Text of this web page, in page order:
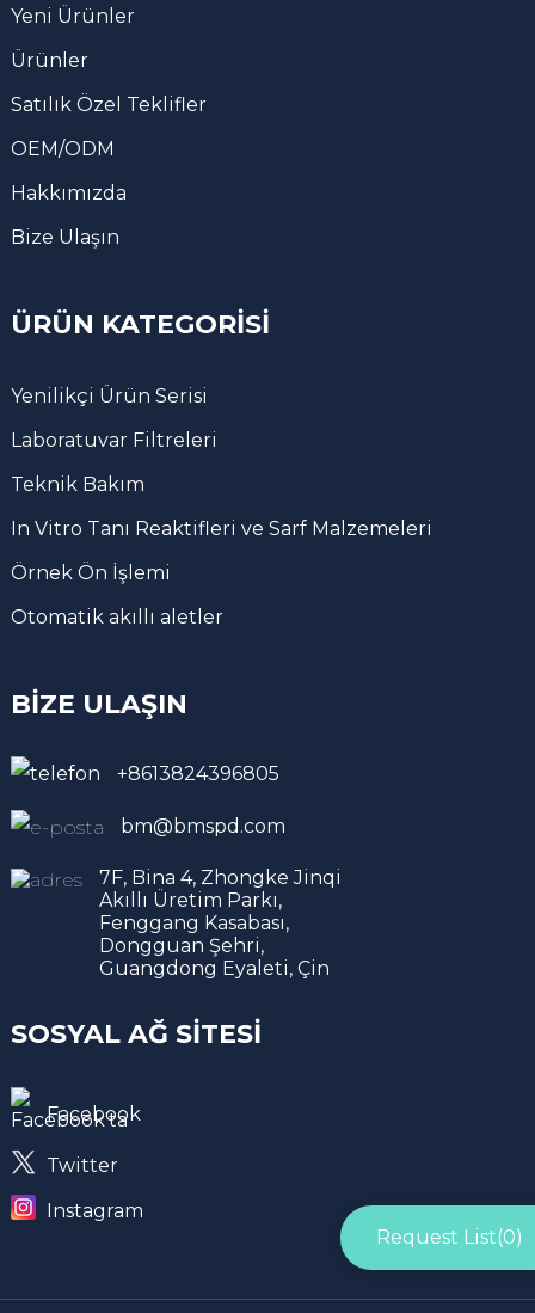
Yeni Ürünler
Ürünler
Satılık Özel Teklifler
OEM/ODM
Hakkımızda
Bize Ulaşın
ÜRÜN KATEGORISI
Yenilikçi Ürün Serisi
Laboratuvar Filtreleri
Teknik Bakım
In Vitro Tanı Reaktifleri ve Sarf Malzemeleri
Örnek Ön İşlemi
Otomatik akıllı aletler
BIZE ULAŞIN
+8613824396805
bm@bmspd.com
7F, Bina 4, Zhongke Jinqi
Akıllı Üretim Parkı,
Fenggang Kasabası,
Dongguan Şehri,
Guangdong Eyaleti, Çin
SOSYAL AĞ SITESI
Facebook
Twitter
Instagram
Request List(0)